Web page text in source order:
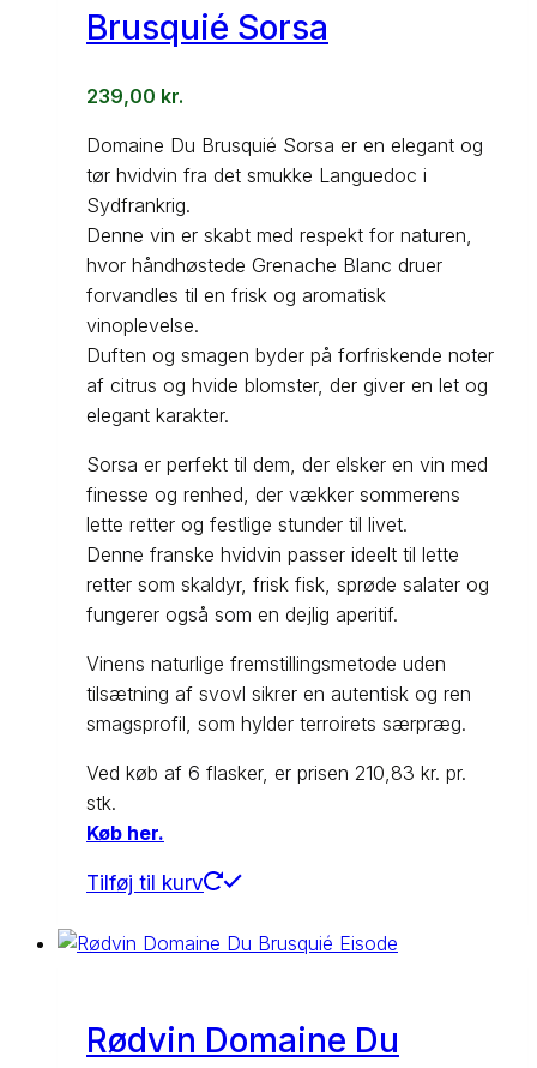
Brusquié Sorsa
239,00 kr.
Domaine Du Brusquié Sorsa er en elegant og
tør hvidvin fra det smukke Languedoc i
Sydfrankrig.
Denne vin er skabt med respekt for naturen,
hvor håndhøstede Grenache Blanc druer
forvandles til en frisk og aromatisk
vinoplevelse.
Duften og smagen byder på forfriskende noter
af citrus og hvide blomster, der giver en let og
elegant karakter.
Sorsa er perfekt til dem, der elsker en vin med
finesse og renhed, der vækker sommerens
lette retter og festlige stunder til livet.
Denne franske hvidvin passer ideelt til lette
retter som skaldyr, frisk fisk, sprøde salater og
fungerer også som en dejlig aperitif.
Vinens naturlige fremstillingsmetode uden
tilsætning af svovl sikrer en autentisk og ren
smagsprofil, som hylder terroirets særpræg.
Ved køb af 6 flasker, er prisen 210,83 kr. pr.
stk.
Køb her.
Tilføj til kurv
Rødvin Domaine Du